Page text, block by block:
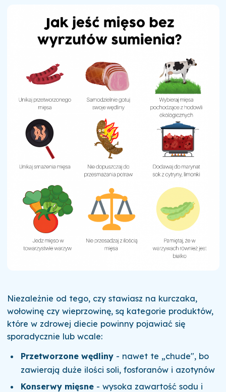
Niezależnie od tego, czy stawiasz na kurczaka,
wołowinę czy wieprzowinę, są kategorie produktów,
które w zdrowej diecie powinny pojawiać się
sporadycznie lub wcale:
Przetworzone wędliny - nawet te „chude", bo
zawierają duże ilości soli, fosforanów i azotynów
Konserwy mięsne - wysoka zawartość sodu i